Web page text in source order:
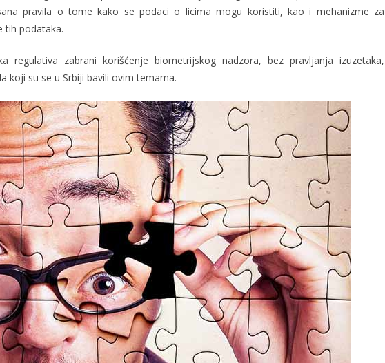
pravila o tome kako se podaci o licima mogu koristiti, kao i mehanizme za
tih podataka.
regulativa zabrani korišćenje biometrijskog nadzora, bez pravljanja izuzetaka,
koji su se u Srbiji bavili ovim temama.